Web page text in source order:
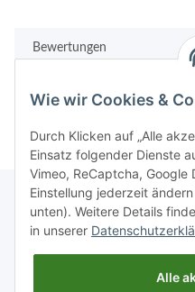
Bewertungen
Rechtliches
Wie wir Cookies &
Durch Klicken auf „Alle
Einsatz folgender Dienste
Vimeo, ReCaptcha, Google
Einstellung jederzeit
unten). Weitere Details
in unserer
Alle